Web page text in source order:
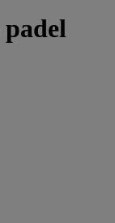
padel